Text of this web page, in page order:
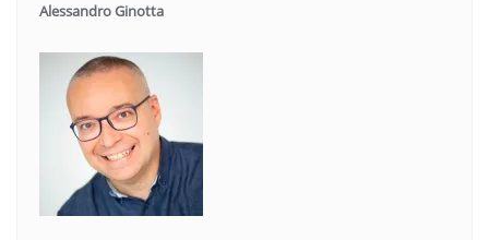
Alessandro Ginotta